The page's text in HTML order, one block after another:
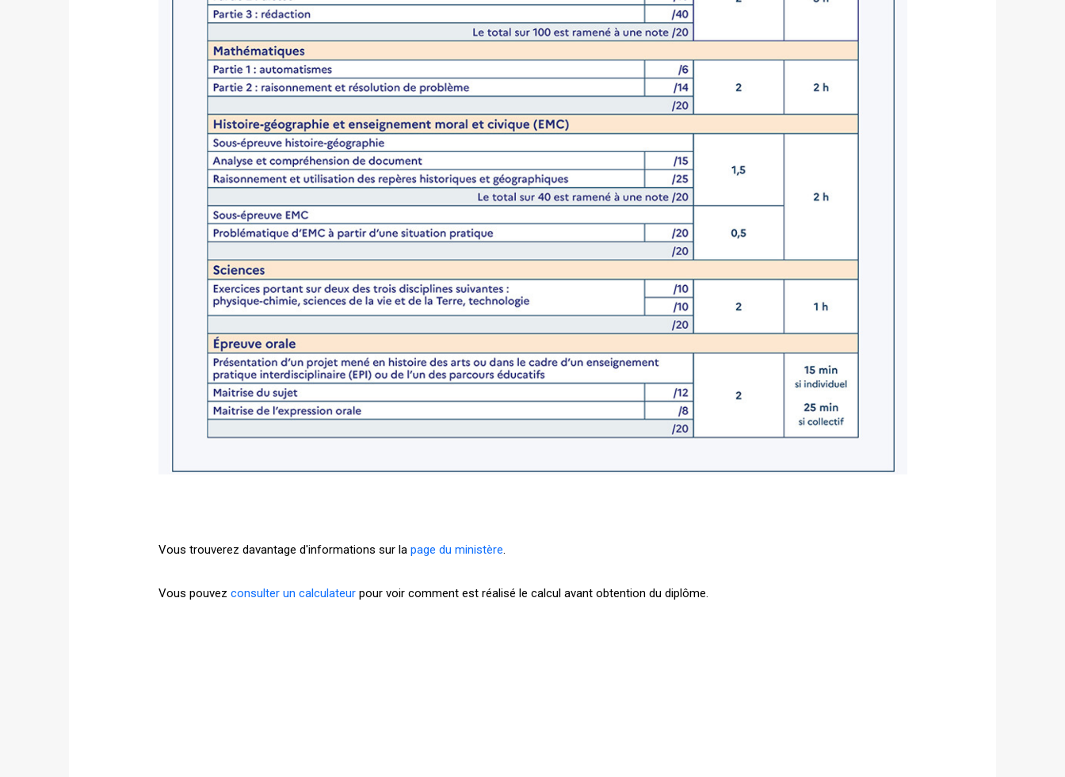
Vous trouverez davantage d'informations sur la page du ministère.
Vous pouvez consulter un calculateurpour voir comment est réalisé le calcul avant obtention du diplôme.